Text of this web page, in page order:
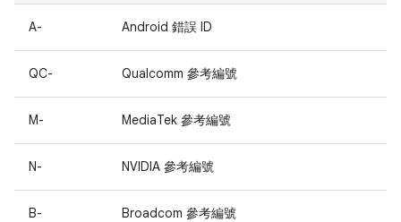
A- Android 錯誤 ID
QC- Qualcomm 參考編號
M- MediaTek 參考編號
N- NVIDIA 參考編號
B- Broadcom 參考編號